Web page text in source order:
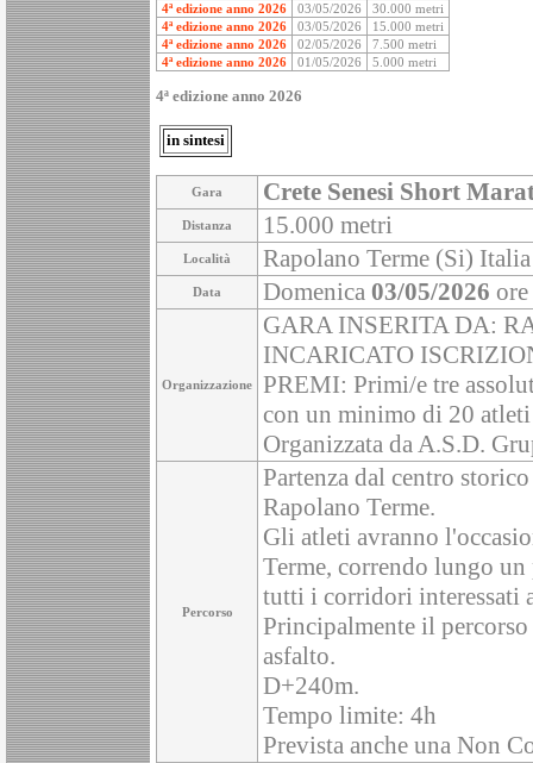
4ª edizione anno 2026
03/05/2026
30.000 metri
4ª edizione anno 2026
03/05/2026
15.000 metri
4ª edizione anno 2026
02/05/2026
7.500 metri
4ª edizione anno 2026
01/05/2026 5.000 metri
4ª edizione anno 2026
in sintesi
Gara Crete Senesi Short
Distanza 15.000 metri
Località Rapolano Terme (Si) Italia
Data Domenica 03/05/2026
Organizzazione
GARA INSERITA DA:
INCARICATO
PREMI: Primi/e tre
con un minimo di 20
Organizzata da A.S.D.
Percorso
Partenza dal centro
Rapolano Terme.
Gli atleti avranno
Terme, correndo lungo
tutti i corridori interessati
Principalmente il
asfalto.
D+240m.
Tempo limite: 4h
Prevista anche una Non